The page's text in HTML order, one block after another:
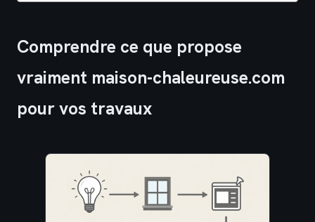
Comprendre ce que propose
vraiment maison-chaleureuse.com
pour vos travaux